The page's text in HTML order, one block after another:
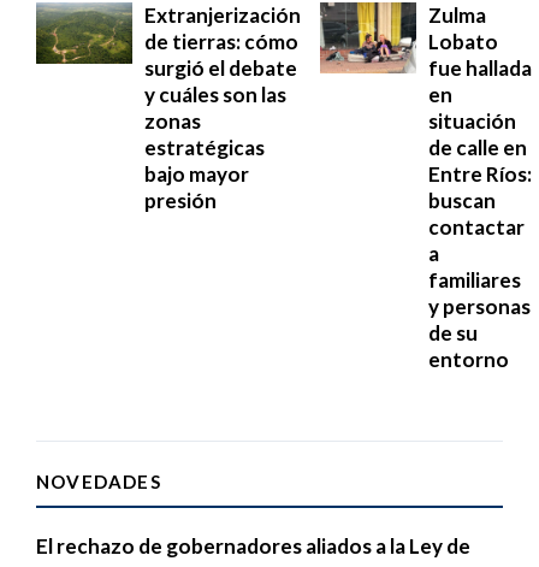
Extranjerización
de tierras: cómo
surgió el debate
y cuáles son las
zonas
estratégicas
bajo mayor
presión
Zulma
Lobato
fue hallada
en
situación
de calle en
Entre Ríos:
buscan
contactar
a
familiares
y personas
de su
entorno
NOVEDADES
El rechazo de gobernadores aliados a la Ley de